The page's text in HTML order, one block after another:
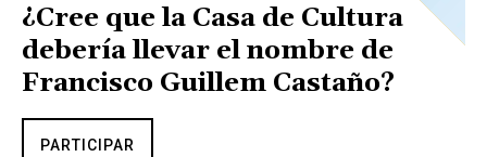
¿Cree que la Casa de Cultura
debería llevar el nombre de
Francisco Guillem Castaño?
PARTICIPAR